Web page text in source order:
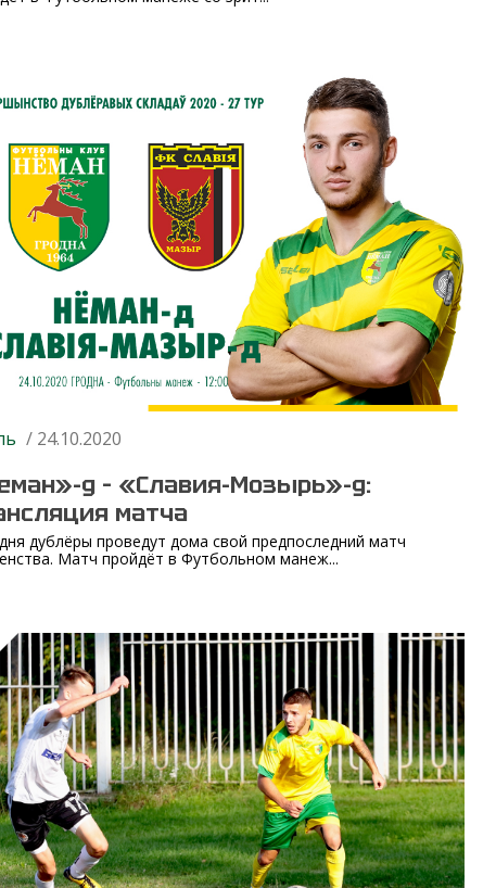
/ 24.10.2020
д – «Славия-Мозырь»-д:
матча
дублёры проведут дома свой предпоследний матч
Матч пройдёт в Футбольном манеж...